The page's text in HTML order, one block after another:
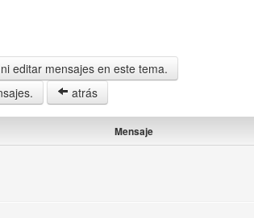
editar mensajes en este tema.
atrás
Mensaje